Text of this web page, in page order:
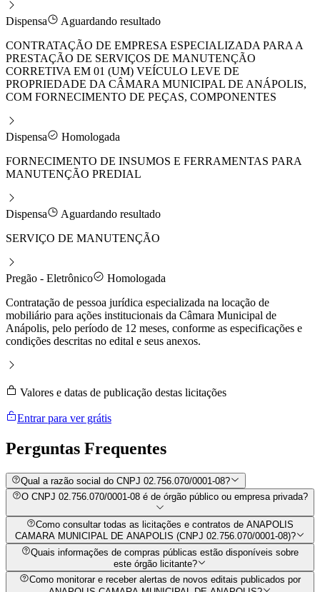
Dispensa
Aguardando resultado
CONTRATAÇÃO DE EMPRESA ESPECIALIZADA PARA A
PRESTAÇÃO DE SERVIÇOS DE MANUTENÇÃO
CORRETIVA EM 01 (UM) VEÍCULO LEVE DE
PROPRIEDADE DA CÂMARA MUNICIPAL DE ANÁPOLIS,
COM FORNECIMENTO DE PEÇAS, COMPONENTES
Dispensa
Homologada
FORNECIMENTO DE INSUMOS E FERRAMENTAS PARA
MANUTENÇÃO PREDIAL
Dispensa
Aguardando resultado
SERVIÇO DE MANUTENÇÃO
Pregão - Eletrônico
Homologada
Contratação de pessoa jurídica especializada na locação de
mobiliário para ações institucionais da Câmara Municipal de
Anápolis, pelo período de 12 meses, conforme as especificações e
condições descritas no edital e seus anexos.
Valores e datas de publicação destas licitações
Entrar para ver grátis
Perguntas Frequentes
Qual a razão social do CNPJ 02.756.070/0001-08?
O CNPJ 02.756.070/0001-08 é de órgão público ou empresa privada?
Como consultar todas as licitações e contratos de ANAPOLIS
CAMARA MUNICIPAL DE ANAPOLIS (CNPJ 02.756.070/0001-08)?
Quais informações de compras públicas estão disponíveis sobre
este órgão licitante?
Como monitorar e receber alertas de novos editais publicados por